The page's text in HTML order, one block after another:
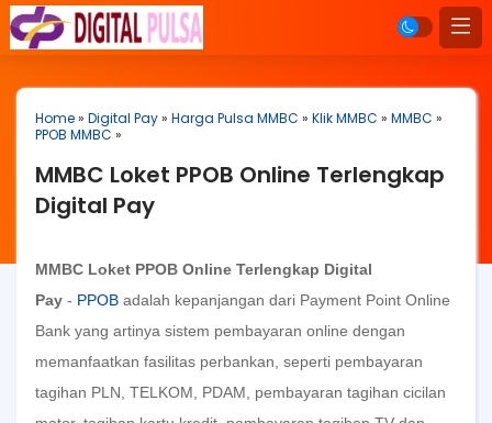
Home» Digital Pay» Harga Pulsa MMBC » Klik MMBC » MMBC »
PPOB MMBC »
MMBC Loket PPOB Online Terlengkap
Digital Pay
MMBC Loket PPOB Online Terlengkap Digital
Pay - PPOB adalah kepanjangan dari Payment Point Online
Bank yang artinya sistem pembayaran online dengan
memanfaatkan fasilitas perbankan, seperti pembayaran
tagihan PLN, TELKOM, PDAM, pembayaran tagihan cicilan